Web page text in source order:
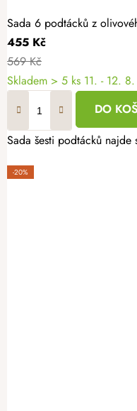
Sada 6 podtácků z
455 Kč
569 Kč
Skladem > 5 ks 11. - 12.
DO
Sada šesti podtácků
-20%